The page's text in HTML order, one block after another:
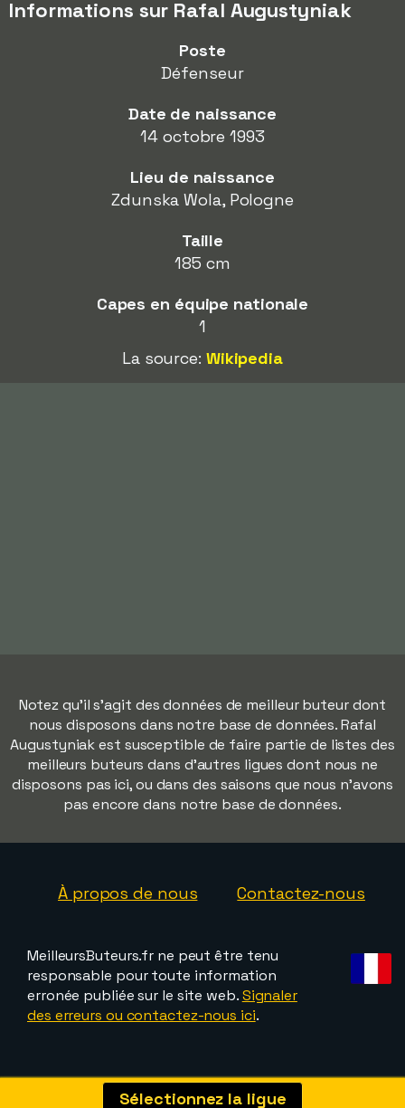
Informations sur Rafal Augustyniak
Poste
Défenseur
Date de naissance
14 octobre 1993
Lieu de naissance
Zdunska Wola, Pologne
Taille
185 cm
Capes en équipe nationale
1
La source: Wikipedia
Notez qu'il s'agit des données de meilleur buteur dont
nous disposons dans notre base de données. Rafal
Augustyniak est susceptible de faire partie de listes des
meilleurs buteurs dans d'autres ligues dont nous ne
disposons pas ici, ou dans des saisons que nous n'avons
pas encore dans notre base de données.
À propos de nous Contactez-nous
MeilleursButeurs.fr ne peut être tenu
responsable pour toute information
erronée publiée sur le site web.Signaler
des erreurs ou contactez-nous ici.
Sélectionnez la ligue